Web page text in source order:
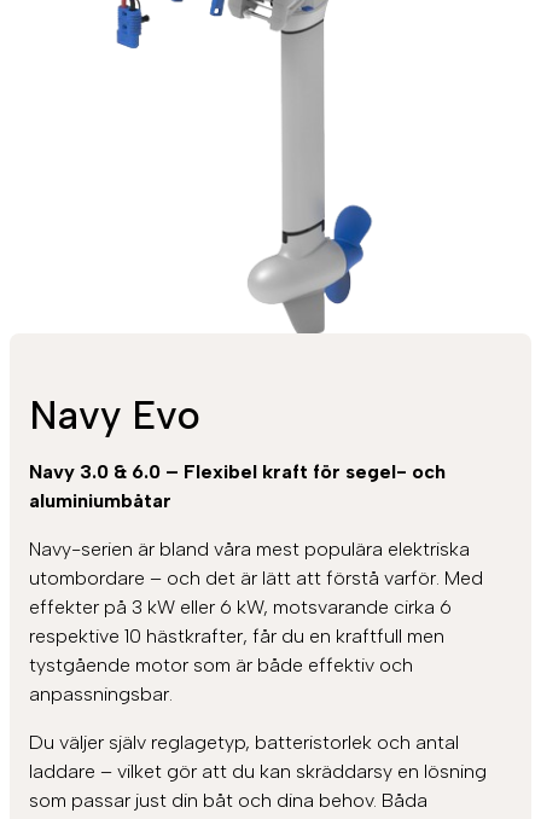
Navy Evo
Navy 3.0 & 6.0 – Flexibel kraft för segel- och
aluminiumbåtar
Navy-serien är bland våra mest populära elektriska
utombordare – och det är lätt att förstå varför. Med
effekter på 3 kW eller 6 kW, motsvarande cirka 6
respektive 10 hästkrafter, får du en kraftfull men
tystgående motor som är både effektiv och
anpassningsbar.
Du väljer själv reglagetyp, batteristorlek och antal
laddare – vilket gör att du kan skräddarsy en lösning
som passar just din båt och dina behov. Båda